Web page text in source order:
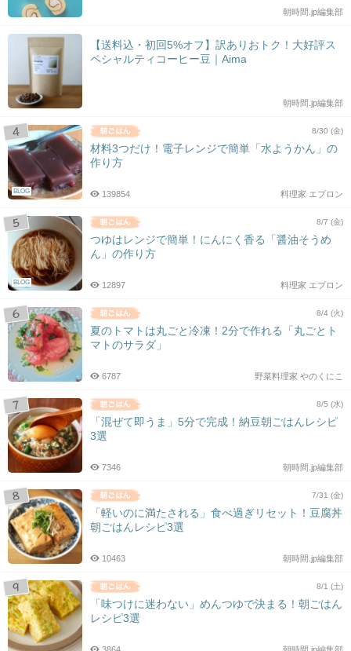
朝時間.jp編集部
【送料込・初回5%オフ】訳ありおトク！大好評ス
ペシャルティコーヒー豆｜Aima
朝時間.jp編集部
BLOG
8/30 (金)
材料3つだけ！電子レンジで簡単「水ようかん」の
作り方
料理家 エプロン
139854
BLOG
8/7 (金)
つゆはレンジで簡単！にんにく香る「醤油そうめ
ん」の作り方
料理家 エプロン
12897
8/4 (火)
夏のトマトは丸ごと冷凍！2分で作れる「丸ごとト
マトのサラダ」
野菜料理家 やのくにこ
6787
8/5 (水)
「混ぜて即うま」5分で完成！納豆朝ごはんレシピ
3選
朝時間.jp編集部
7346
7/31 (金)
「軽いのに満たされる」食べ過ぎリセット！豆腐丼
朝ごはんレシピ3選
朝時間.jp編集部
10463
8/1 (土)
「味つけに迷わない」めんつゆで決まる！朝ごはん
レシピ3選